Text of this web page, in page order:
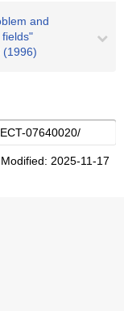
and
(1996)
2025-11-17